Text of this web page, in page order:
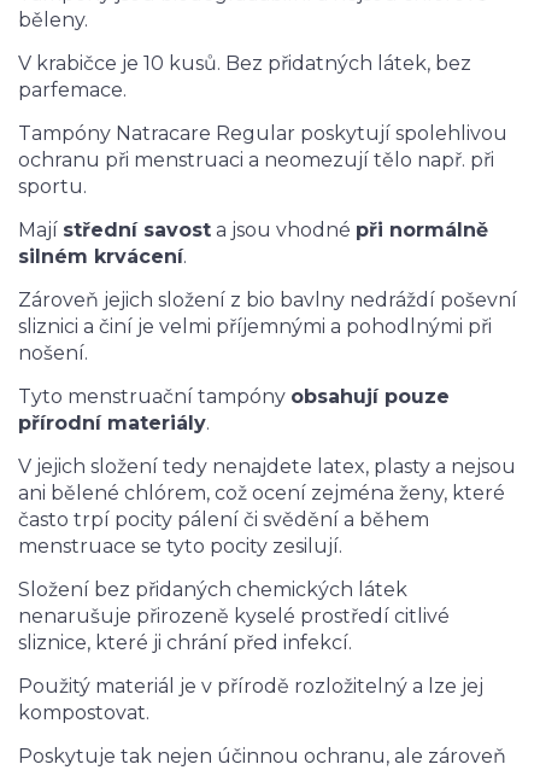
běleny.
V krabičce je 10 kusů. Bez přidatných látek, bez
parfemace.
Tampóny Natracare Regular poskytují spolehlivou
ochranu při menstruaci a neomezují tělo např. při
sportu.
Mají střední savost a jsou vhodné při normálně
silném krvácení.
Zároveň jejich složení z bio bavlny nedráždí poševní
sliznici a činí je velmi příjemnými a pohodlnými při
nošení.
Tyto menstruační tampóny obsahují pouze
přírodní materiály.
V jejich složení tedy nenajdete latex, plasty a nejsou
ani bělené chlórem, což ocení zejména ženy, které
často trpí pocity pálení či svědění a během
menstruace se tyto pocity zesilují.
Složení bez přidaných chemických látek
nenarušuje přirozeně kyselé prostředí citlivé
sliznice, které ji chrání před infekcí.
Použitý materiál je v přírodě rozložitelný a lze jej
kompostovat.
Poskytuje tak nejen účinnou ochranu, ale zároveň